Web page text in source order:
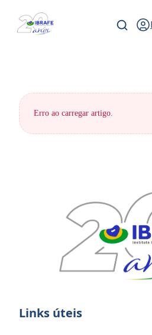
Erro ao carregar artigo.
Links úteis